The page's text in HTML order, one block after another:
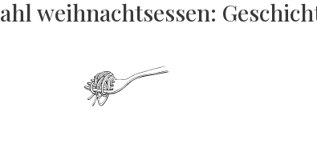
weihnachtsessen: